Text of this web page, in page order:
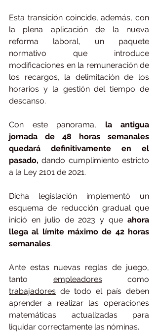
Esta transición coincide, además, con
la plena aplicación de la nueva
reforma laboral, un paquete
normativo que introduce
modificaciones en la remuneración de
los recargos, la delimitación de los
horarios y la gestión del tiempo de
descanso.
Con este panorama, la antigua
jornada de 48 horas semanales
quedará definitivamente en el
pasado, dando cumplimiento estricto
a la Ley 2101 de 2021.
Dicha legislación implementó un
esquema de reducción gradual que
inició en julio de 2023 y que ahora
llega al límite máximo de 42 horas
semanales.
Ante estas nuevas reglas de juego,
tanto empleadores
trabajadores de todo el país deben
aprender a realizar las operaciones
matemáticas actualizadas para
liquidar correctamente las nóminas.